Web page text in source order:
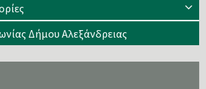
Δήμου Αλεξάνδρειας